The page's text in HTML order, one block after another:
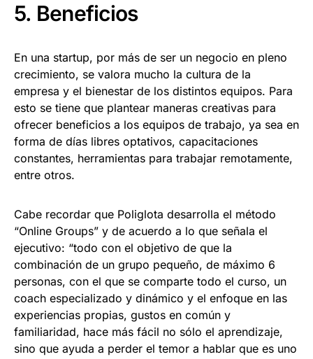
5. Beneficios
En una startup, por más de ser un negocio en pleno
crecimiento, se valora mucho la cultura de la
empresa y el bienestar de los distintos equipos. Para
esto se tiene que plantear maneras creativas para
ofrecer beneficios a los equipos de trabajo, ya sea en
forma de días libres optativos, capacitaciones
constantes, herramientas para trabajar remotamente,
entre otros.
Cabe recordar que Poliglota desarrolla el método
“Online Groups” y de acuerdo a lo que señala el
ejecutivo: “todo con el objetivo de que la
combinación de un grupo pequeño, de máximo 6
personas, con el que se comparte todo el curso, un
coach especializado y dinámico y el enfoque en las
experiencias propias, gustos en común y
familiaridad, hace más fácil no sólo el aprendizaje,
sino que ayuda a perder el temor a hablar que es uno